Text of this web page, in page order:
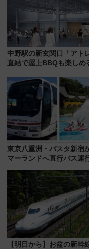
中野駅の新玄関口「アト
直結で屋上BBQも楽しめ
東京八重洲・バスタ新宿
マーランドへ直行バス運
推し活を楽しもう！（
8/1～31）
【明日から】お盆の新幹